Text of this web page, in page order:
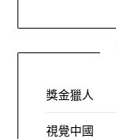
獎金獵人
視覺中國